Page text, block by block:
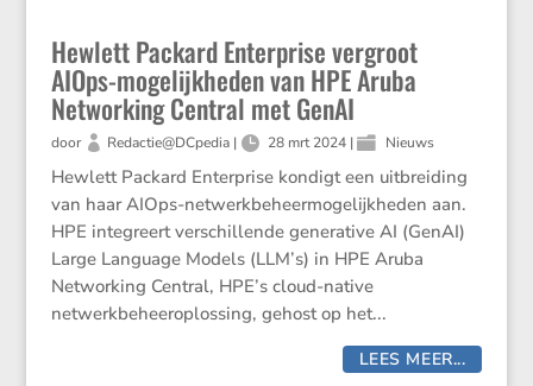
Hewlett Packard Enterprise vergroot
AIOps-mogelijkheden van HPE Aruba
Networking Central met GenAI
door Redactie@DCpedia| 28 mrt 2024 | Nieuws
Hewlett Packard Enterprise kondigt een uitbreiding
van haar AIOps-netwerkbeheermogelijkheden aan.
HPE integreert verschillende generative AI (GenAI)
Large Language Models (LLM’s) in HPE Aruba
Networking Central, HPE’s cloud-native
netwerkbeheeroplossing, gehost op het...
LEES MEER...